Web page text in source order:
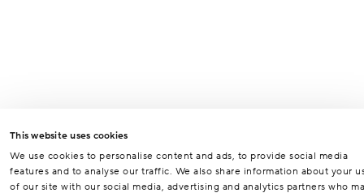
This website uses cookies
We use cookies to personalise content and ads, to provide social media
features and to analyse our traffic. We also share information about your
of our site with our social media, advertising and analytics partners who